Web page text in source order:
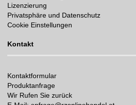
Lizenzierung
Privatsphäre und Datenschutz
Cookie Einstellungen
Kontakt
Kontaktformular
Produktanfrage
Wir Rufen Sie zurück